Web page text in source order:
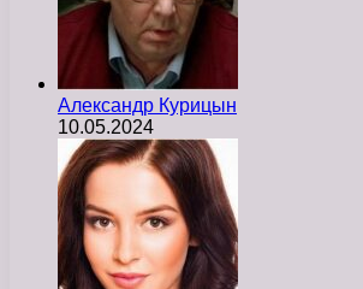
Александр Курицын
10.05.2024